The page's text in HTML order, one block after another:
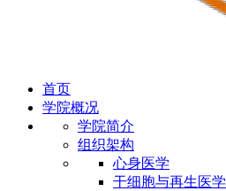
首页
学院概况
学院简介
组织架构
心身医学
干细胞与再生医学